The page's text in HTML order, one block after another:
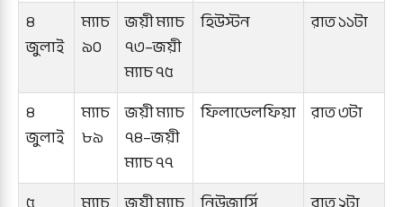
৪
জুলাই
ম্যাচ
৯০
জয়ী ম্যাচ
৭৩–জয়ী
ম্যাচ ৭৫
হিউস্টন রাত ১১টা
৪
জুলাই
ম্যাচ
৮৯
জয়ী ম্যাচ
৭৪–জয়ী
ম্যাচ ৭৭
ফিলাডেলফিয়া রাত ৩টা